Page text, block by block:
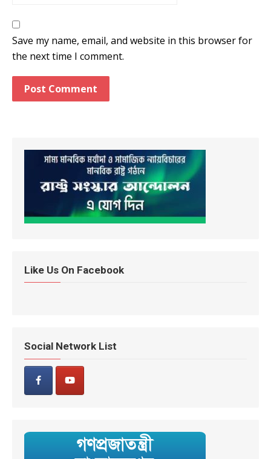
Save my name, email, and website in this browser for
the next time I comment.
Like Us On Facebook
Social Network List